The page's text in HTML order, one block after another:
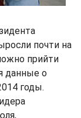
почти на
прийти
данные о
годы.